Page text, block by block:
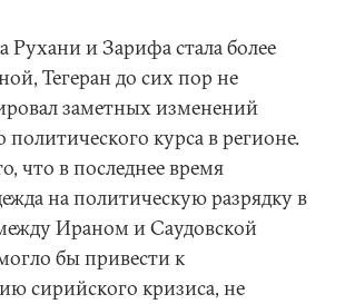
Рухани и Зарифа стала более
Тегеран до сих пор не
заметных изменений
политического курса в регионе.
что в последнее время
на политическую разрядку в
Ираном и Саудовской
бы привести к
сирийского кризиса, не